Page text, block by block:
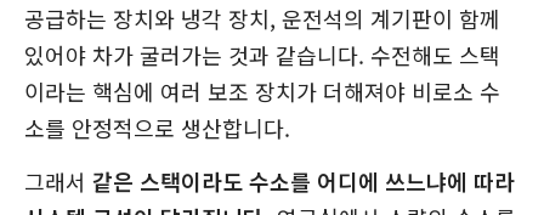
공급하는 장치와 냉각 장치, 운전석의 계기판이 함께
있어야 차가 굴러가는 것과 같습니다. 수전해도 스택
이라는 핵심에 여러 보조 장치가 더해져야 비로소 수
소를 안정적으로 생산합니다.
그래서 같은 스택이라도 수소를 어디에 쓰느냐에 따라